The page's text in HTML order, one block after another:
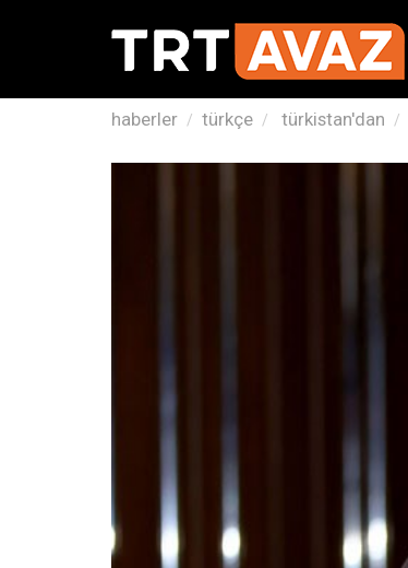
haberler türkçe türkistan'dan